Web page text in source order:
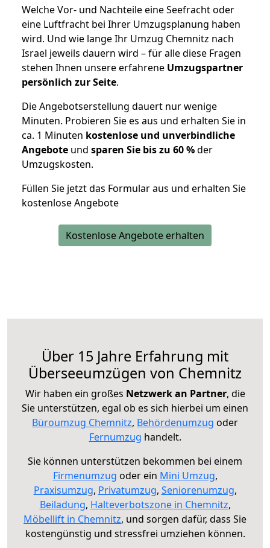
Welche Vor- und Nachteile eine Seefracht oder
eine Luftfracht bei Ihrer Umzugsplanung haben
wird. Und wie lange Ihr Umzug Chemnitz nach
Israel jeweils dauern wird – für alle diese Fragen
stehen Ihnen unsere erfahrene Umzugspartner
persönlich zur Seite.
Die Angebotserstellung dauert nur wenige
Minuten. Probieren Sie es aus und erhalten Sie in
ca. 1 Minuten kostenlose und unverbindliche
Angebote und sparen Sie bis zu 60 %der
Umzugskosten.
Füllen Sie jetzt das Formular aus und erhalten Sie
kostenlose Angebote
Kostenlose Angebote erhalten
Über 15 Jahre Erfahrung mit
Überseeumzügen von Chemnitz
Wir haben ein großes Netzwerk an Partner, die
Sie unterstützen, egal ob es sich hierbei um einen
Büroumzug Chemnitz, Behördenumzug oder
Fernumzug handelt.
Sie können unterstützen bekommen bei einem
Firmenumzug oder ein Mini Umzug,
Praxisumzug, Privatumzug, Seniorenumzug,
Beiladung, Halteverbotszone in Chemnitz,
Möbellift in Chemnitz, und sorgen dafür, dass Sie
kostengünstig und stressfrei umziehen können.